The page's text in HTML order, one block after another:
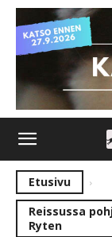
Etusivu
Reissussa
Ryten